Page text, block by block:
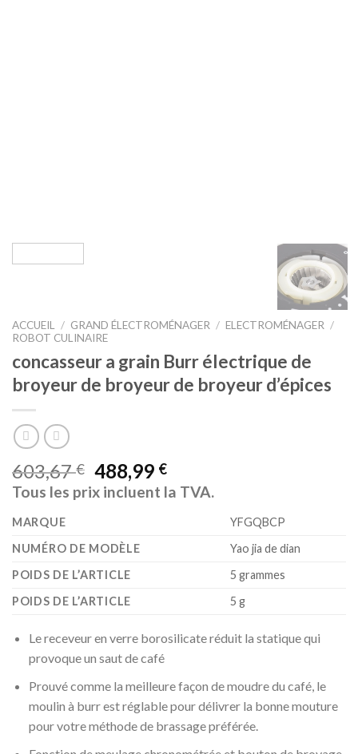
ACCUEIL / GRAND ÉLECTROMÉNAGER / ELECTROMÉNAGER /
ROBOT CULINAIRE
concasseur a grain Burr électrique de
broyeur de broyeur de broyeur d’épices
603,67€ 488,99 €
Tous les prix incluent la TVA.
MARQUE
‎YFGQBCP
NUMÉRO DE MODÈLE
‎Yao jia de dian
POIDS DE L’ARTICLE
‎5 grammes
POIDS DE L’ARTICLE
‎5 g
Le receveur en verre borosilicate réduit la statique qui
provoque un saut de café
Prouvé comme la meilleure façon de moudre du café, le
moulin à burr est réglable pour délivrer la bonne mouture
pour votre méthode de brassage préférée.